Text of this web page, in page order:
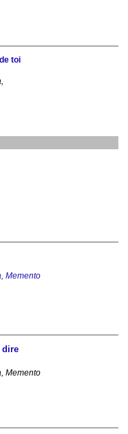
toi
Memento
dire
Memento